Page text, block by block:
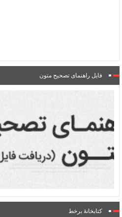
فایل راهنمای تصحیح متون
کتابخانۀ برخط